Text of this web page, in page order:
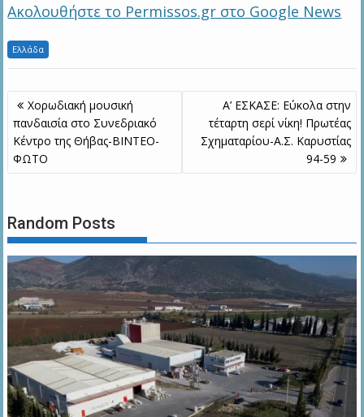
Ακολουθήστε το Permissos.gr στο Google News
Ελλάδα
Πλοήγηση
άρθρων
Χορωδιακή μουσική
πανδαισία στο Συνεδριακό
Κέντρο της Θήβας-ΒΙΝΤΕΟ-
ΦΩΤΟ
Α’ ΕΣΚΑΣΕ: Εύκολα στην
τέταρτη σερί νίκη! Πρωτέας
Σχηματαρίου-Α.Σ. Καρυστίας
94-59
Random Posts